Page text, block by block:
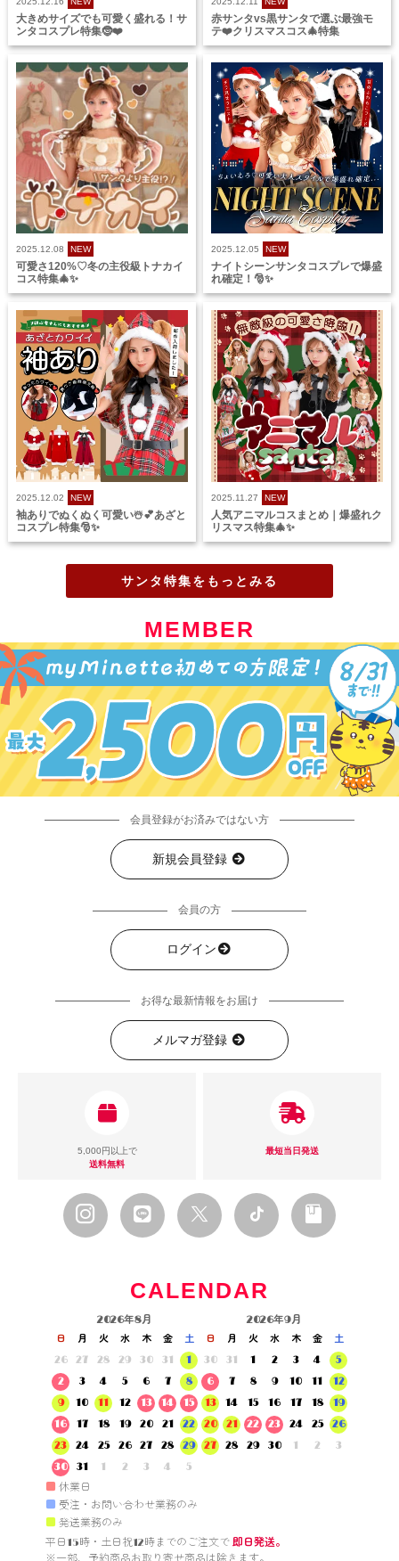
大きめサイズでも可愛く盛れる！サ
ンタコスプレ特集🤶❤️
赤サンタvs黒サンタで選ぶ最強モ
テ❤️クリスマスコス🎄特集
2025.12.08 NEW
可愛さ120%♡冬の主役級トナカイ
コス特集🎄✨
2025.12.05 NEW
ナイトシーンサンタコスプレで爆盛
れ確定！🎅✨
2025.12.02 NEW
袖ありでぬくぬく可愛い☃️💕あざと
コスプレ特集🎅✨
2025.11.27 NEW
人気アニマルコスまとめ｜爆盛れク
リスマス特集🎄✨
サンタ特集をもっとみる
MEMBER
会員登録がお済みではない方
新規会員登録
会員の方
ログイン
お得な最新情報をお届け
メルマガ登録
5,000円以上で
送料無料
最短当日発送
CALENDAR
2026年8月
日 月 火 水 木 金
土
26
27 28 29 30 31
1
2
3 4 5 6 7
8
9
10 11 12 13 14
15
16
17 18 19 20 21
22
23
24 25 26 27 28
29
30
31 1 2 3 4 5
2026年9月
日 月 火 水 木 金
土
30
31 1 2 3 4
5
6
7 8 9 10 11
12
13
14 15 16 17 18
19
20
21 22 23 24 25
26
27
28 29 30 1 2 3
■ 休業日
■ 受注・お問い合わせ業務のみ
■ 発送業務のみ
平日15時・土日祝12時までのご注文で 即日発送。